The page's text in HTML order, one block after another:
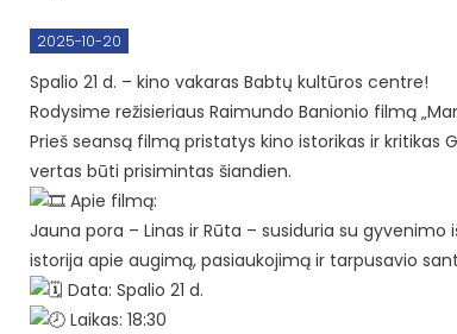
2025-10-20
Spalio 21 d. – kino vakaras Babtų kultūros centre!
Rodysime režisieriaus Raimundo Banionio filmą
Prieš seansą filmą pristatys kino istorikas ir kritikas
vertas būti prisimintas šiandien.
Apie filmą:
Jauna pora – Linas ir Rūta – susiduria su
istorija apie augimą, pasiaukojimą ir tarpusavio
Data: Spalio 21 d.
Laikas: 18:30